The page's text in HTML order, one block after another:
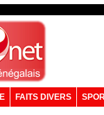
FAITS DIVERS